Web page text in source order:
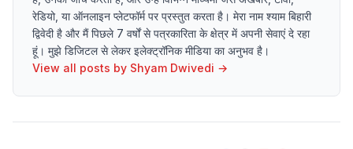
रेडियो, या ऑनलाइन प्लेटफॉर्म पर प्रस्तुत करता है। मेरा नाम श्याम बिहारी
द्विवेदी है और मैं पिछले 7 वर्षों से पत्रकारिता के क्षेत्र में अपनी सेवाएं दे रहा
हूं। मुझे डिजिटल से लेकर इलेक्ट्रॉनिक मीडिया का अनुभव है।
View all posts by Shyam Dwivedi →